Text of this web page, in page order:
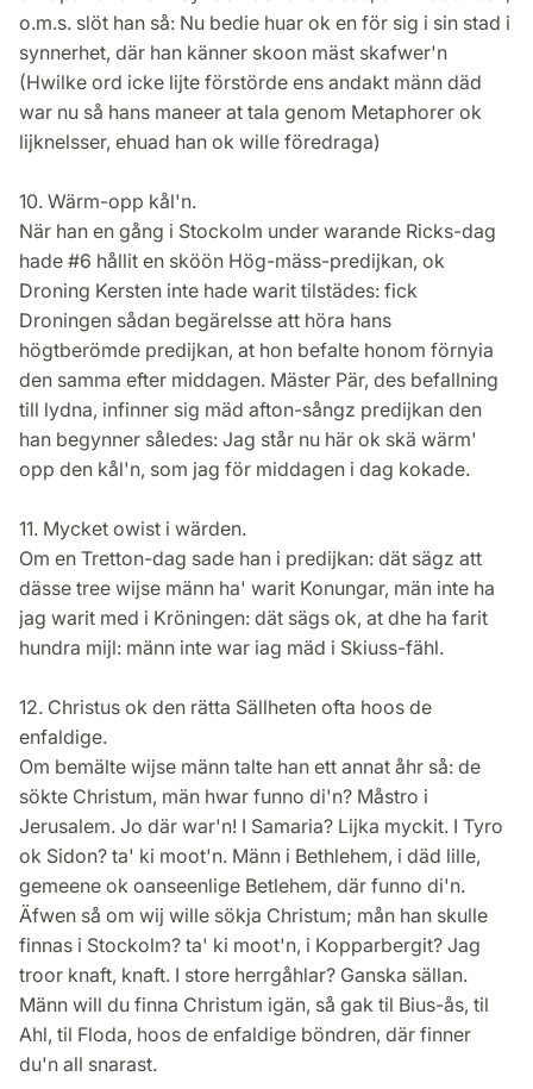
o.m.s. slöt han så: Nu bedie huar ok en för sig i sin stad i
synnerhet, där han känner skoon mäst skafwer'n
(Hwilke ord icke lijte förstörde ens andakt männ däd
war nu så hans maneer at tala genom Metaphorer ok
lijknelsser, ehuad han ok wille föredraga)
10. Wärm-opp kål'n.
När han en gång i Stockolm under warande Ricks-dag
hade #6 hållit en sköön Hög-mäss-predijkan, ok
Droning Kersten inte hade warit tilstädes: fick
Droningen sådan begärelsse att höra hans
högtberömde predijkan, at hon befalte honom förnyia
den samma efter middagen. Mäster Pär, des befallning
till lydna, infinner sig mäd afton-sångz predijkan den
han begynner således: Jag står nu här ok skä wärm'
opp den kål'n, som jag för middagen i dag kokade.
11. Mycket owist i wärden.
Om en Tretton-dag sade han i predijkan: dät sägz att
dässe tree wijse männ ha' warit Konungar, män inte ha
jag warit med i Kröningen: dät sägs ok, at dhe ha farit
hundra mijl: männ inte war iag mäd i Skiuss-fähl.
12. Christus ok den rätta Sällheten ofta hoos de
enfaldige.
Om bemälte wijse männ talte han ett annat åhr så: de
sökte Christum, män hwar funno di'n? Måstro i
Jerusalem. Jo där war'n! I Samaria? Lijka myckit. I Tyro
ok Sidon? ta' ki moot'n. Männ i Bethlehem, i däd lille,
gemeene ok oanseenlige Betlehem, där funno di'n.
Äfwen så om wij wille sökja Christum; mån han skulle
finnas i Stockolm? ta' ki moot'n, i Kopparbergit? Jag
troor knaft, knaft. I store herrgåhlar? Ganska sällan.
Männ will du finna Christum igän, så gak til Bius-ås, til
Ahl, til Floda, hoos de enfaldige böndren, där finner
du'n all snarast.